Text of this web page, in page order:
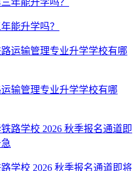
能升学吗？
输管理专业升学学校有哪
学校 2026 秋季报名通道即将